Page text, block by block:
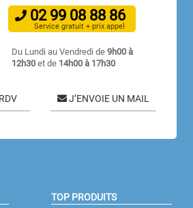
02 99 08 88 86
Service gratuit + prix appel
Du Lundi au Vendredi de9h00 à
12h30 et de 14h00 à 17h30
J’ENVOIE UN MAIL
TOP PRODUITS